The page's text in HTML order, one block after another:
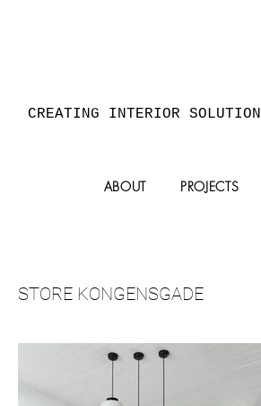
CREATING INTERIOR SOLUTION
ABOUT PROJECTS
STORE KONGENSGADE